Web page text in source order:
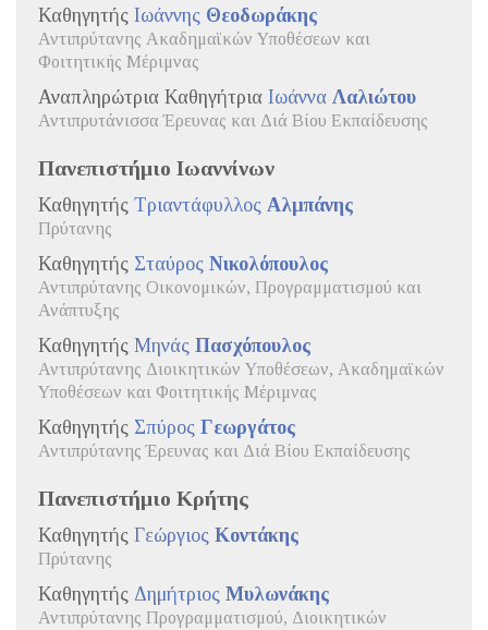
Καθηγητής Ιωάννης Θεοδωράκης
Αντιπρύτανης Ακαδημαϊκών Υποθέσεων και
Φοιτητικής Μέριμνας
Αναπληρώτρια Καθηγήτρια Ιωάννα Λαλιώτου
Αντιπρυτάνισσα Έρευνας και Διά Βίου Εκπαίδευσης
Πανεπιστήμιο Ιωαννίνων
Καθηγητής Τριαντάφυλλος Αλμπάνης
Πρύτανης
Καθηγητής Σταύρος Νικολόπουλος
Αντιπρύτανης Οικονομικών, Προγραμματισμού και
Ανάπτυξης
Καθηγητής Μηνάς Πασχόπουλος
Αντιπρύτανης Διοικητικών Υποθέσεων, Ακαδημαϊκών
Υποθέσεων και Φοιτητικής Μέριμνας
Καθηγητής Σπύρος Γεωργάτος
Αντιπρύτανης Έρευνας και Διά Βίου Εκπαίδευσης
Πανεπιστήμιο Κρήτης
Καθηγητής Γεώργιος Κοντάκης
Πρύτανης
Καθηγητής Δημήτριος Μυλωνάκης
Αντιπρύτανης Προγραμματισμού, Διοικητικών